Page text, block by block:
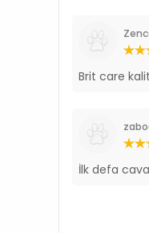
Brit care
İlk defa